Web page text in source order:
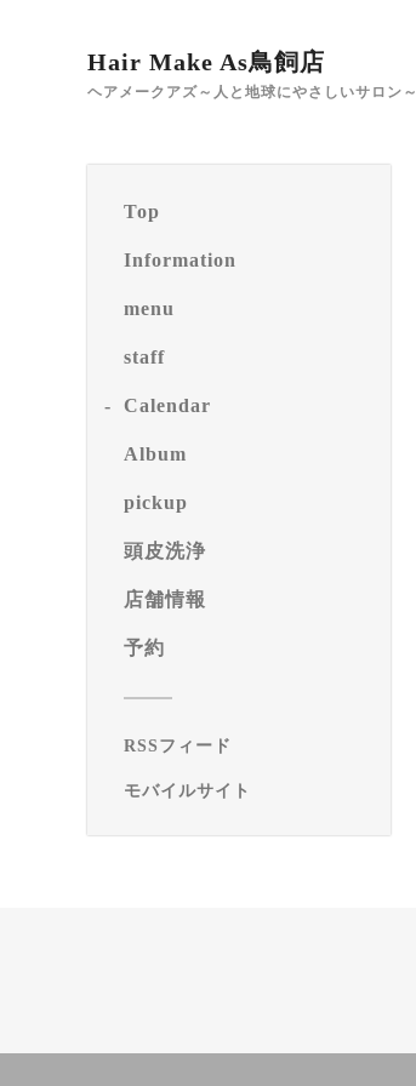
Hair Make As鳥飼店
ヘアメークアズ～人と地球にやさしいサロン～
Top
Information
menu
staff
Calendar
Album
pickup
頭皮洗浄
店舗情報
予約
RSSフィード
モバイルサイト